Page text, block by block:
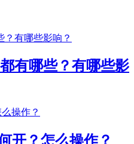
有哪些？有哪些影
开？怎么操作？